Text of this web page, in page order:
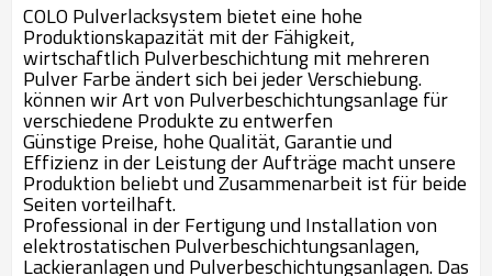
COLO Pulverlacksystem bietet eine hohe
Produktionskapazität mit der Fähigkeit,
wirtschaftlich Pulverbeschichtung mit mehreren
Pulver Farbe ändert sich bei jeder Verschiebung.
können wir Art von Pulverbeschichtungsanlage für
verschiedene Produkte zu entwerfen
Günstige Preise, hohe Qualität, Garantie und
Effizienz in der Leistung der Aufträge macht unsere
Produktion beliebt und Zusammenarbeit ist für beide
Seiten vorteilhaft.
Professional in der Fertigung und Installation von
elektrostatischen Pulverbeschichtungsanlagen,
Lackieranlagen und Pulverbeschichtungsanlagen. Das